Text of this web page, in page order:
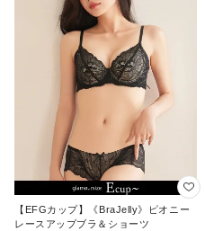
【EFGカップ】《BraJelly》ピオニー
レースアップブラ＆ショーツ